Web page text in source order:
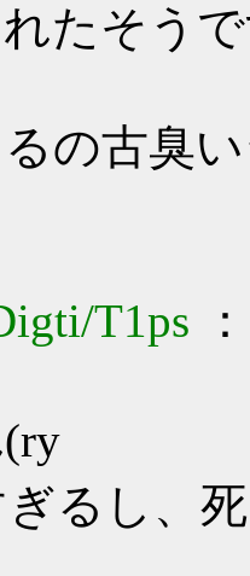
たそう
の古臭
T1ps
るし、